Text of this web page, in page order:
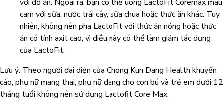
với đồ ăn. Ngoài ra, bạn có thể uống LactoFit Coremax màu
cam với sữa, nước trái cây, sữa chua hoặc thức ăn khác. Tuy
nhiên, không nên pha LactoFit với thức ăn nóng hoặc thức
ăn có tính axit cao, vì điều này có thể làm giảm tác dụng
của LactoFit.
Lưu ý: Theo người đai diện của Chong Kun Dang Health khuyến
cáo, phụ nữ mang thai, phụ nữ đang cho con bú và trẻ em dưới 12
tháng tuổi không nên sử dụng Lactofit Core Max.